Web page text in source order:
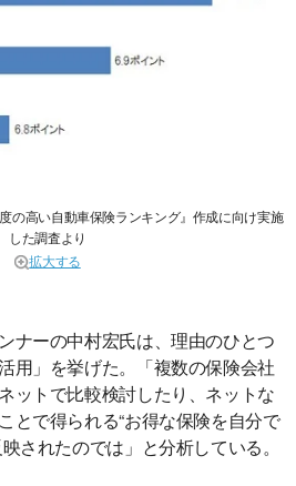
の高い自動車保険ランキング』作成に向け実施
した調査より
拡大する
ナーの中村宏氏は、理由のひとつ
用」を挙げた。「複数の保険会社
ットで比較検討したり、ネットな
とで得られる“お得な保険を自分で
されたのでは」と分析している。